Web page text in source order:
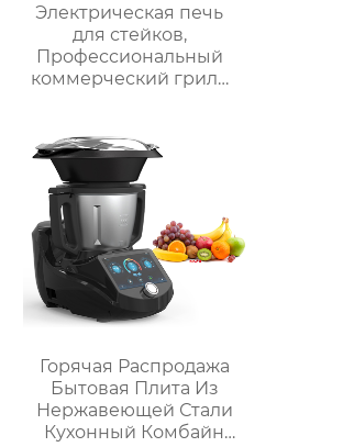
Электрическая печь
для стейков,
Профессиональный
коммерческий гриль
слойный гриль,
Постоянная
температура 800℃,
Нержавеющая сталь
Горячая Распродажа
Бытовая Плита Из
Нержавеющей Стали
Кухонный Комбайн